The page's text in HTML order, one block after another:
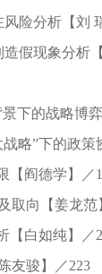
险分析【刘
假现象分析
下的战略博弈
”下的政策
阎德学】／
向【姜龙范
白如纯】／
友骏】／223